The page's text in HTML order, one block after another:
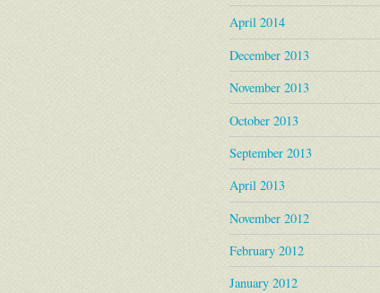
April 2014
December 2013
November 2013
October 2013
September 2013
April 2013
November 2012
February 2012
January 2012